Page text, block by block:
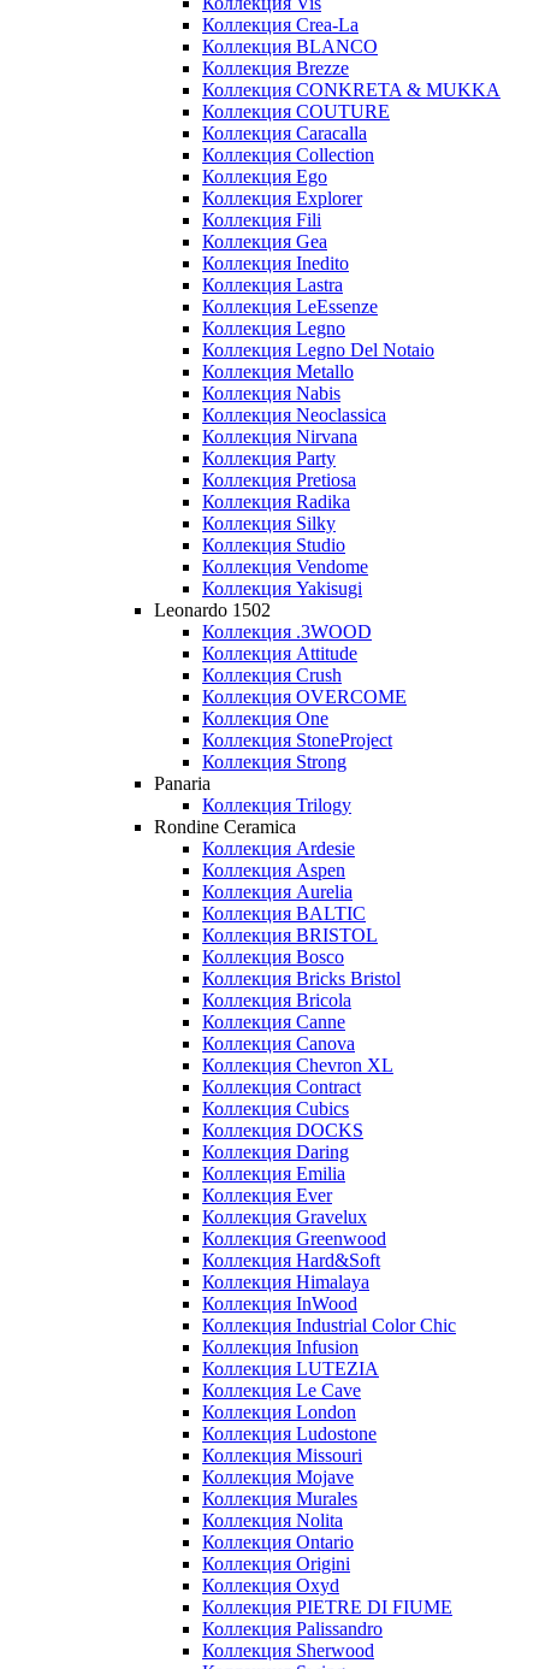
Коллекция Crea-La
Коллекция BLANCO
Коллекция Brezze
Коллекция CONKRETA & MUKKA
Коллекция COUTURE
Коллекция Caracalla
Коллекция Collection
Коллекция Ego
Коллекция Explorer
Коллекция Fili
Коллекция Gea
Коллекция Inedito
Коллекция Lastra
Коллекция LeEssenze
Коллекция Legno
Коллекция Legno Del Notaio
Коллекция Metallo
Коллекция Nabis
Коллекция Neoclassica
Коллекция Nirvana
Коллекция Party
Коллекция Pretiosa
Коллекция Radika
Коллекция Silky
Коллекция Studio
Коллекция Vendome
Коллекция Yakisugi
Leonardo 1502
Коллекция .3WOOD
Коллекция Attitude
Коллекция Crush
Коллекция OVERCOME
Коллекция One
Коллекция StoneProject
Коллекция Strong
Panaria
Коллекция Trilogy
Rondine Ceramica
Коллекция Ardesie
Коллекция Aspen
Коллекция Aurelia
Коллекция BALTIC
Коллекция BRISTOL
Коллекция Bosco
Коллекция Bricks Bristol
Коллекция Bricola
Коллекция Canne
Коллекция Canova
Коллекция Chevron XL
Коллекция Contract
Коллекция Cubics
Коллекция DOCKS
Коллекция Daring
Коллекция Emilia
Коллекция Ever
Коллекция Gravelux
Коллекция Greenwood
Коллекция Hard&Soft
Коллекция Himalaya
Коллекция InWood
Коллекция Industrial Color Chic
Коллекция Infusion
Коллекция LUTEZIA
Коллекция Le Cave
Коллекция London
Коллекция Ludostone
Коллекция Missouri
Коллекция Mojave
Коллекция Murales
Коллекция Nolita
Коллекция Ontario
Коллекция Origini
Коллекция Oxyd
Коллекция PIETRE DI FIUME
Коллекция Palissandro
Коллекция Sherwood